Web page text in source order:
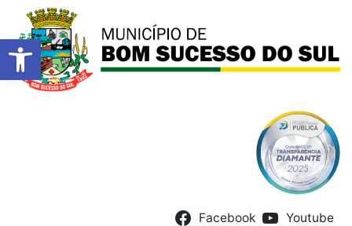
Barra de Ferramentas
Facebook Youtube